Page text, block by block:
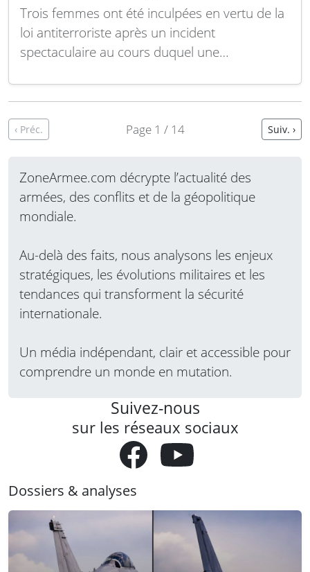
Trois femmes ont été inculpées en vertu de la
loi antiterroriste après un incident
spectaculaire au cours duquel une
de l’usine de défense Leonardo située sur
L’incident s’est déroulé dans la matinée du
‹ Préc. Page 1 / 14 Suiv. ›
ZoneArmee.com décrypte l’actualité des
armées, des conflits et de la géopolitique
mondiale.
Au-delà des faits, nous analysons les enjeux
stratégiques, les évolutions militaires et les
tendances qui transforment la sécurité
internationale.
Un média indépendant, clair et accessible pour
comprendre un monde en mutation.
Suivez-nous
sur les réseaux sociaux
Dossiers & analyses